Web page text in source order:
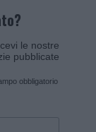
le nostre
pubblicate
obbligatorio